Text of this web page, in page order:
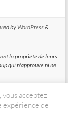
by WordPress&
la propriété de leurs
qui n'approuve ni ne
EU, un programme
rémunération grace à
acceptez
expérience de